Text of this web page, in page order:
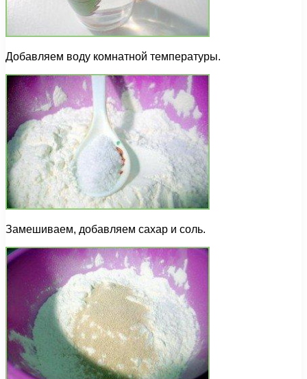
Добавляем воду комнатной температуры.
Замешиваем, добавляем сахар и соль.